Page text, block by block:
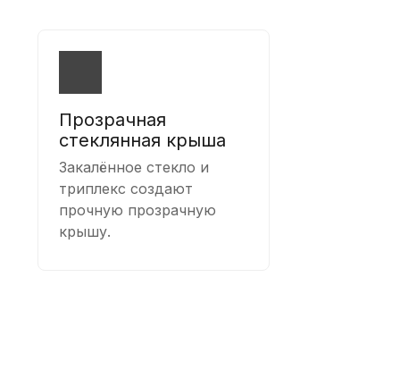
Прозрачная
стеклянная крыша
Закалённое стекло и
триплекс создают
прочную прозрачную
крышу.